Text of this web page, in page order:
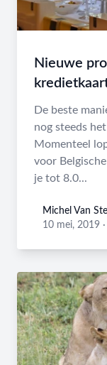
Nieuwe
De beste
nog steeds
Momenteel
voor
je tot 8.0...
Michel Van
Michel Van
10 mei, 2019 ·